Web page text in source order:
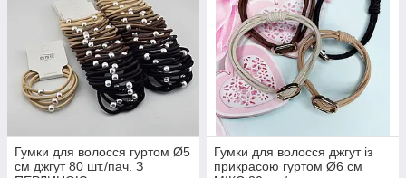
Гумки для волосся гуртом Ø5
см джгут 80 шт./пач. З
Гумки для волосся джгут із
прикрасою гуртом Ø6 см